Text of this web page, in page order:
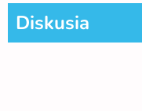
Diskusia